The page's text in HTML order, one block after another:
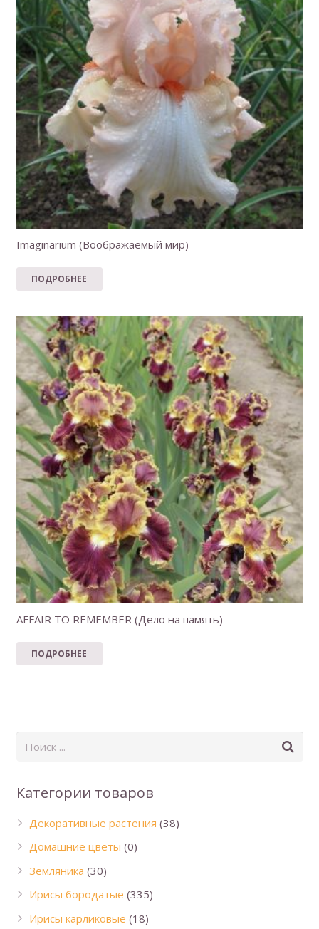
Imaginarium (Воображаемый мир)
ПОДРОБНЕЕ
AFFAIR TO REMEMBER (Дело на память)
ПОДРОБНЕЕ
Категории товаров
Декоративные растения (38)
Домашние цветы (0)
Земляника (30)
Ирисы бородатые (335)
Ирисы карликовые (18)